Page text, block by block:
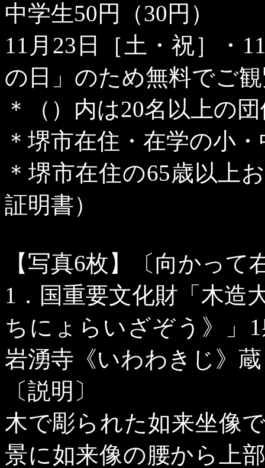
中学生50円（30円）
11 月 23 日［土・祝］・
の日」のため無料でご
＊（）内は20名以上の
＊堺市在住・在学の小
＊堺市在住の65歳以上
証明書）
【写真6枚】〔向かって
1 ．国重要文化財「木
ちにょらいざぞう》」 1
岩湧寺《いわわきじ》
〔説明〕
木で彫られた如来坐像
景に如来像の腰から上